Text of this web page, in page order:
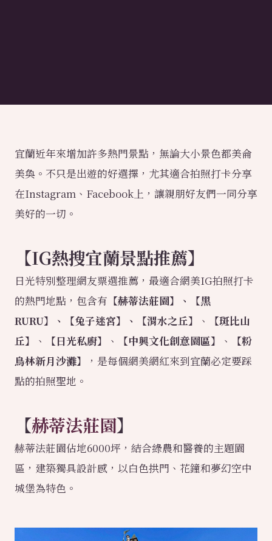
宜蘭近年來增加許多熱門景點，無論大小景色都美侖
美奐。不只是出遊的好選擇，尤其適合拍照打卡分享
在Instagram、Facebook上，讓親朋好友們一同分享
美好的一切。
【IG熱搜宜蘭景點推薦】
日光特別整理網友票選推薦，最適合網美IG拍照打卡
的熱門地點，包含有 【赫蒂法莊園】、【黑
RURU】、【兔子迷宮】、【渭水之丘】
、
【斑比山
丘】
、 【日光私廚】 、 【中興文化創意園區】 、
【粉
鳥林新月沙灘】
，是每個網美網紅來到宜蘭必定要踩
點的拍照聖地。
【赫蒂法莊園】
赫蒂法莊園佔地6000坪，結合綠農和醫養的主題園
區，建築獨具設計感，以白色拱門、花鐘和夢幻空中
城堡為特色。